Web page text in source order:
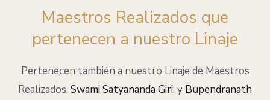
Maestros Realizados que
pertenecen a nuestro Linaje
Pertenecen también a nuestro Linaje de Maestros
Realizados, Swami Satyananda Giri, y Bupendranath